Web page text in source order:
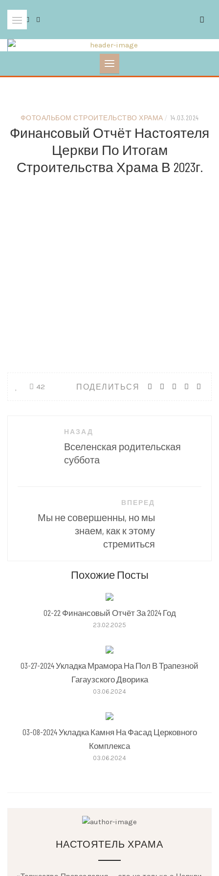
content
ФОТОАЛЬБОМ СТРОИТЕЛЬСТВО ХРАМА / 14.03.2024
Финансовый Отчёт Настоятеля
Церкви По Итогам
Строительства Храма В 2023г.
ПОДЕЛИТЬСЯ
42
НАЗАД
Вселенская родительская
суббота
ВПЕРЕД
Мы не совершенны, но мы
знаем, как к этому
стремиться
Похожие Посты
02-22 Финансовый Отчёт За 2024 Год
23.02.2025
03-27-2024 Укладка Мрамора На Пол В Трапезной
Гагаузского Дворика
03.06.2024
03-08-2024 Укладка Камня На Фасад Церковного
Комплекса
03.06.2024
НАСТОЯТЕЛЬ ХРАМА